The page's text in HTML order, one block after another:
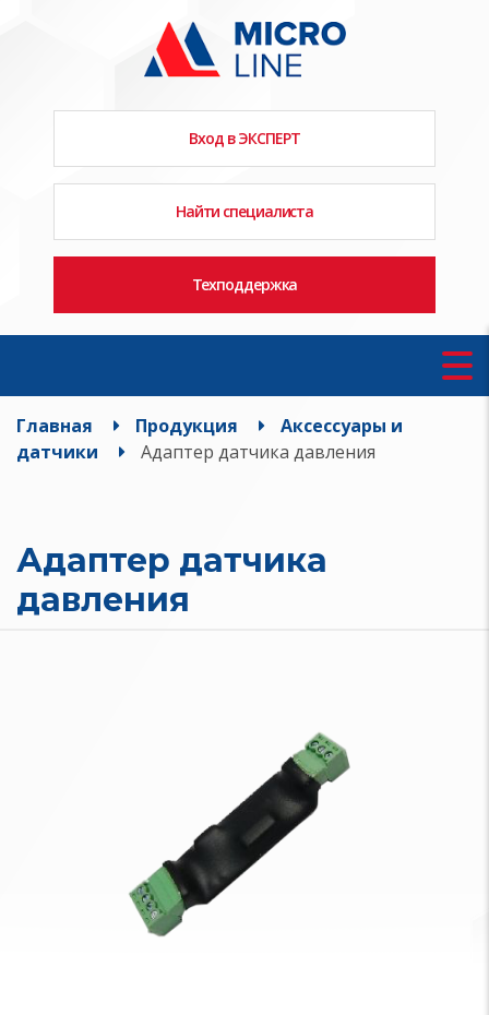
Вход в ЭКСПЕРТ
Найти специалиста
Техподдержка
Главная Продукция
Аксессуары и
датчики
Адаптер датчика давления
Адаптер датчика
давления